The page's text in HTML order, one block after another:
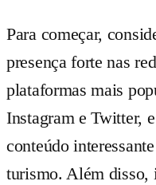
Para começar,
presença forte nas
plataformas mais
Instagram e Twitter,
conteúdo
turismo. Além disso,